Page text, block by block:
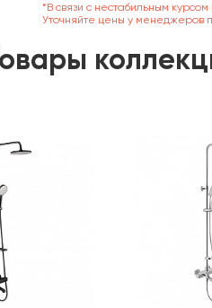
*В связи с нестабильным
Уточняйте цены у менеджеров